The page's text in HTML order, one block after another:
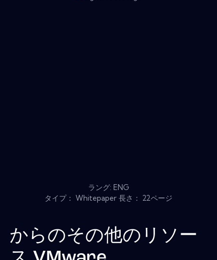
ラング: ENG
タイプ： Whitepaper 長さ： 22ページ
からのその他のリソー